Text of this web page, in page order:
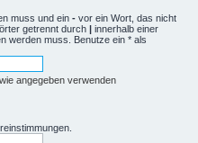
muss und ein - vor ein Wort, das nicht
getrennt durch | innerhalb einer
werden muss. Benutze ein * als
angegeben verwenden